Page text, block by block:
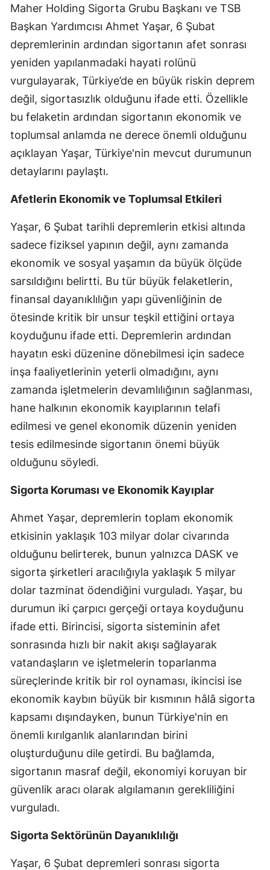
Denizli
Diyarbakır
Edirne
Elazığ
Erzincan
Erzurum
Gaziantep
Giresun
Gümüşhane
Hakkari
Hatay
Isparta
İstanbul
İzmir
Kars
Kastamonu
Kırklareli
Kırşehir
Kocaeli
Konya
Kütahya
Malatya
Manisa
Kahramanmaraş
Mardin
Muğla
Muş
Nevşehir
Niğde
Rize
Sakarya
Maher Holding Sigorta Grubu Başkanı ve TSB
Başkan Yardımcısı Ahmet Yaşar, 6 Şubat
depremlerinin ardından sigortanın afet sonrası
yeniden yapılanmadaki hayati rolünü
vurgulayarak, Türkiye’de en büyük riskin deprem
değil, sigortasızlık olduğunu ifade etti. Özellikle
bu felaketin ardından sigortanın ekonomik ve
toplumsal anlamda ne derece önemli olduğunu
açıklayan Yaşar, Türkiye'nin mevcut durumunun
detaylarını paylaştı.
Afetlerin Ekonomik ve Toplumsal Etkileri
Yaşar, 6 Şubat tarihli depremlerin etkisi altında
sadece fiziksel yapının değil, aynı zamanda
ekonomik ve sosyal yaşamın da büyük ölçüde
sarsıldığını belirtti. Bu tür büyük felaketlerin,
finansal dayanıklılığın yapı güvenliğinin de
ötesinde kritik bir unsur teşkil ettiğini ortaya
koyduğunu ifade etti. Depremlerin ardından
hayatın eski düzenine dönebilmesi için sadece
inşa faaliyetlerinin yeterli olmadığını, aynı
zamanda işletmelerin devamlılığının sağlanması,
hane halkının ekonomik kayıplarının telafi
edilmesi ve genel ekonomik düzenin yeniden
tesis edilmesinde sigortanın önemi büyük
olduğunu söyledi.
Sigorta Koruması ve Ekonomik Kayıplar
Ahmet Yaşar, depremlerin toplam ekonomik
etkisinin yaklaşık 103 milyar dolar civarında
olduğunu belirterek, bunun yalnızca DASK ve
sigorta şirketleri aracılığıyla yaklaşık 5 milyar
dolar tazminat ödendiğini vurguladı. Yaşar, bu
durumun iki çarpıcı gerçeği ortaya koyduğunu
ifade etti. Birincisi, sigorta sisteminin afet
sonrasında hızlı bir nakit akışı sağlayarak
vatandaşların ve işletmelerin toparlanma
süreçlerinde kritik bir rol oynaması, ikincisi ise
ekonomik kaybın büyük bir kısmının hâlâ sigorta
kapsamı dışındayken, bunun Türkiye'nin en
önemli kırılganlık alanlarından birini
oluşturduğunu dile getirdi. Bu bağlamda,
sigortanın masraf değil, ekonomiyi koruyan bir
güvenlik aracı olarak algılamanın gerekliliğini
vurguladı.
Sigorta Sektörünün Dayanıklılığı
Yaşar, 6 Şubat depremleri sonrası sigorta